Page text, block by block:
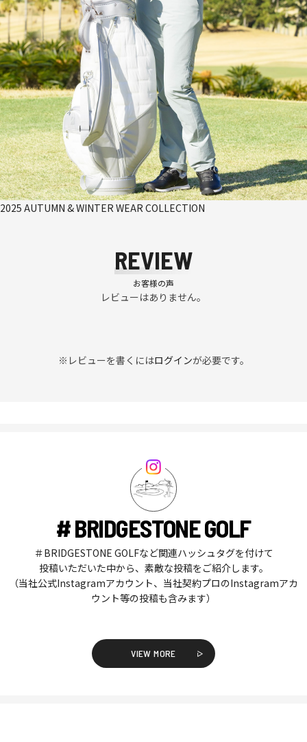
2025 AUTUMN & WINTER WEAR COLLECTION
REVIEW
お客様の声
レビューはありません。
※レビューを書くにはログインが必要です。
# BRIDGESTONE GOLF
＃BRIDGESTONE GOLFなど関連ハッシュタグを付けて
投稿いただいた中から、素敵な投稿をご紹介します。
（当社公式Instagramアカウント、当社契約プロのInstagramアカ
ウント等の投稿も含みます）
VIEW MORE